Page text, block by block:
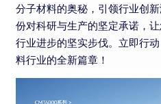
分子材料的奥秘，引领行业创
份对科研与生产的坚定承诺，
行业进步的坚实步伐。立即行
料行业的全新篇章！